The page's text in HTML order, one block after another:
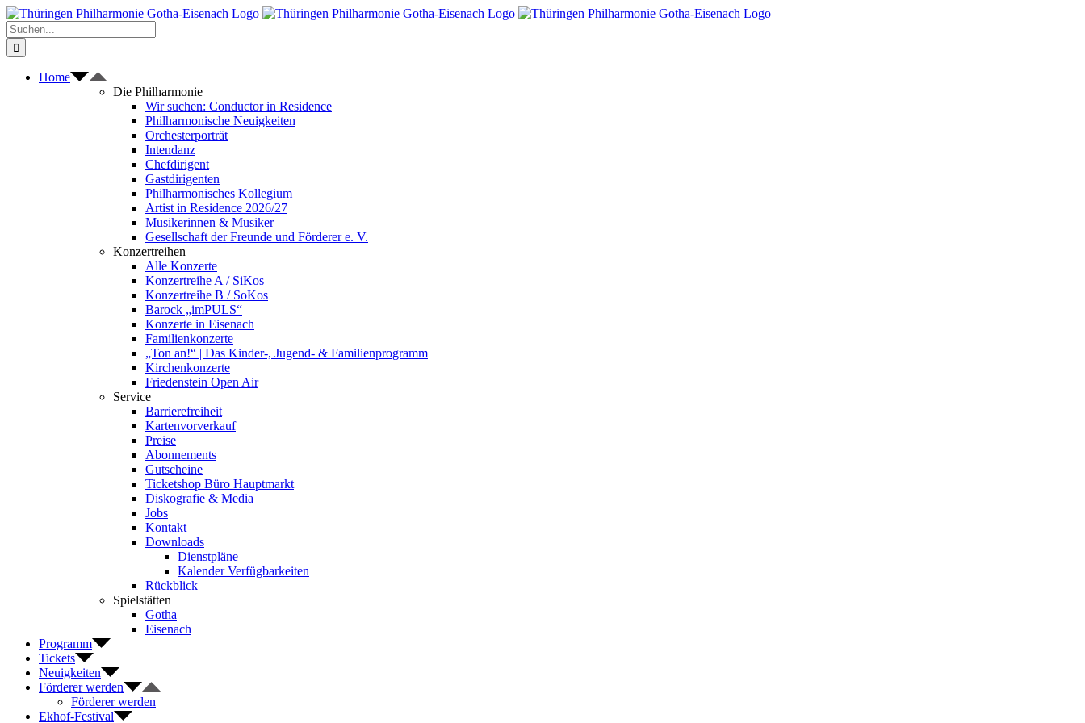
Zum
Inhalt
springen
Suche
nach:
Home
Die Philharmonie
Wir suchen: Conductor in Residence
Philharmonische Neuigkeiten
Orchesterporträt
Intendanz
Chefdirigent
Gastdirigenten
Philharmonisches Kollegium
Artist in Residence 2026/27
Musikerinnen & Musiker
Gesellschaft der Freunde und Förderer e. V.
Konzertreihen
Alle Konzerte
Konzertreihe A / SiKos
Konzertreihe B / SoKos
Barock „imPULS“
Konzerte in Eisenach
Familienkonzerte
„Ton an!“ | Das Kinder-, Jugend- & Familienprogramm
Kirchenkonzerte
Friedenstein Open Air
Service
Barrierefreiheit
Kartenvorverkauf
Preise
Abonnements
Gutscheine
Ticketshop Büro Hauptmarkt
Diskografie & Media
Jobs
Kontakt
Downloads
Dienstpläne
Kalender Verfügbarkeiten
Rückblick
Spielstätten
Gotha
Eisenach
Programm
Tickets
Neuigkeiten
Förderer werden
Förderer werden
Ekhof-Festival